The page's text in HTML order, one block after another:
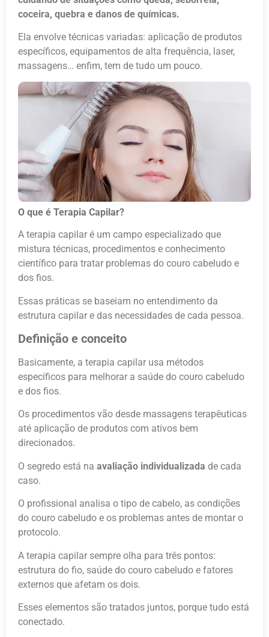
coceira, quebra e danos de químicas.
Ela envolve técnicas variadas: aplicação de produtos
específicos, equipamentos de alta frequência, laser,
massagens… enfim, tem de tudo um pouco.
O que é Terapia Capilar?
A terapia capilar é um campo especializado que
mistura técnicas, procedimentos e conhecimento
científico para tratar problemas do couro cabeludo e
dos fios.
Essas práticas se baseiam no entendimento da
estrutura capilar e das necessidades de cada pessoa.
Definição e conceito
Basicamente, a terapia capilar usa métodos
específicos para melhorar a saúde do couro cabeludo
e dos fios.
Os procedimentos vão desde massagens terapêuticas
até aplicação de produtos com ativos bem
direcionados.
O segredo está na avaliação individualizada de cada
caso.
O profissional analisa o tipo de cabelo, as condições
do couro cabeludo e os problemas antes de montar o
protocolo.
A terapia capilar sempre olha para três pontos:
estrutura do fio, saúde do couro cabeludo e fatores
externos que afetam os dois.
Esses elementos são tratados juntos, porque tudo está
conectado.